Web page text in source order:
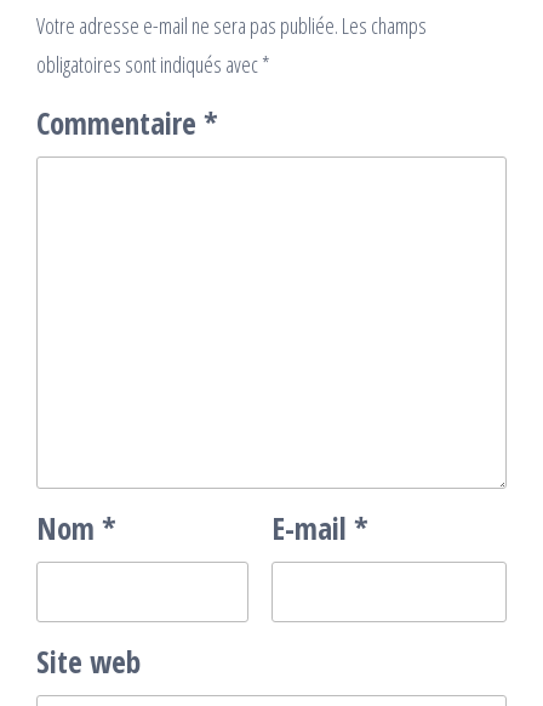
Votre adresse e-mail ne sera pas publiée. Les champs
obligatoires sont indiqués avec*
Commentaire *
Nom * E-mail *
Site web